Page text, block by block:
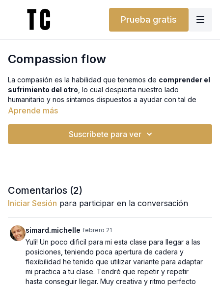
Prueba gratis
Compassion flow
La compasión es la habilidad que tenemos de comprender el
sufrimiento del otro , lo cual despierta nuestro lado
humanitario y nos sintamos dispuestos a ayudar con tal de
disminuir ese sufrimiento.
A nivel físico, será una práctica completa en la que
posturas de equilibriode pie con
Aprende más
Suscríbete para ver
Comentarios (2)
Iniciar Sesión para participar en la conversación
simard.michelle febrero 21
Yuli! Un poco dificil para mi esta clase para llegar a las
posiciones, teniendo poca apertura de cadera y
flexibilidad he tenido que utilizar variante para adaptar
mi practica a tu clase. Tendré que repetir y repetir
hasta conseguir llegar. Muy creativa y ritmo perfecto